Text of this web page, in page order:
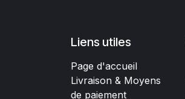
Liens utiles
Page d'accueil
Livraison & Moyens
de paiement